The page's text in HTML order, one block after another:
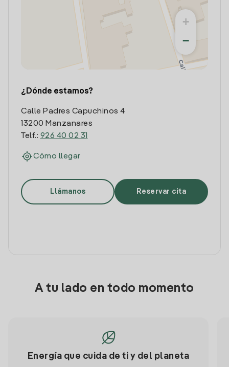
+
−
¿Dónde estamos?
Calle Padres Capuchinos 4
13200 Manzanares
Telf.: 926 40 02 31
Cómo llegar
Llámanos Reservar cita
A tu lado en todo momento
Energía que cuida de ti y del planeta